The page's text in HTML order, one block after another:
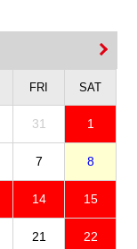
FRI SAT
31 1
7 8
14 15
21 22